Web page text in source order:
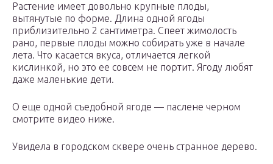
Растение имеет довольно крупные плоды,
вытянутые по форме. Длина одной ягоды
приблизительно 2 сантиметра. Спеет жимолость
рано, первые плоды можно собирать уже в начале
лета. Что касается вкуса, отличается легкой
кислинкой, но это ее совсем не портит. Ягоду любят
даже маленькие дети.
О еще одной съедобной ягоде — паслене черном
смотрите видео ниже.
Увидела в городском сквере очень странное дерево.